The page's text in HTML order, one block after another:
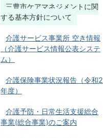
三豊市ケアマネジメントに関
する基本方針について
介護サービス事業所 空き情報
（介護サービス情報公表システ
ム）
介護保険事業状況報告（令和2
年度）
介護予防・日常生活支援総合
事業(総合事業)のご案内